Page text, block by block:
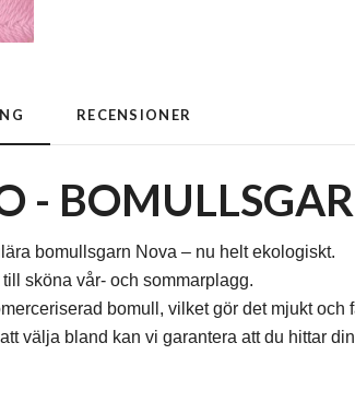
RECENSIONER
-
bomullsgarn Nova – nu helt ekologiskt.
sköna vår- och sommarplagg.
bomull, vilket gör det mjukt
välja bland kan vi garantera att du hittar